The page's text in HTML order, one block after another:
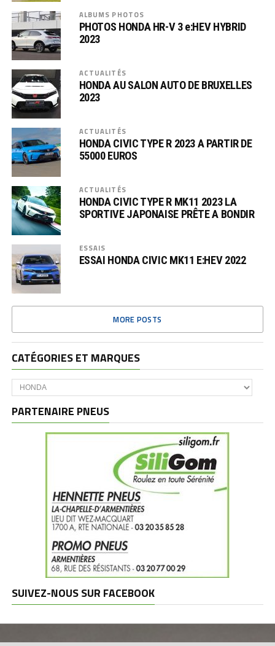
ALBUMS PHOTOS
PHOTOS HONDA HR-V 3 e:HEV HYBRID
2023
ACTUALITÉS
HONDA AU SALON AUTO DE BRUXELLES
2023
ACTUALITÉS
HONDA CIVIC TYPE R 2023 A PARTIR DE
55000 EUROS
ACTUALITÉS
HONDA CIVIC TYPE R MK11 2023 LA
SPORTIVE JAPONAISE PRÊTE A BONDIR
ESSAIS
ESSAI HONDA CIVIC MK11 E:HEV 2022
MORE POSTS
CATÉGORIES ET MARQUES
Catégories
et
PARTENAIRE PNEUS
SUIVEZ-NOUS SUR FACEBOOK